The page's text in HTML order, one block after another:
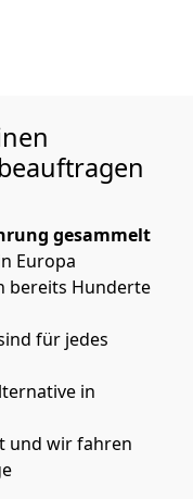
gesammelt
Europa
bereits Hunderte
für jedes
in
und wir fahren